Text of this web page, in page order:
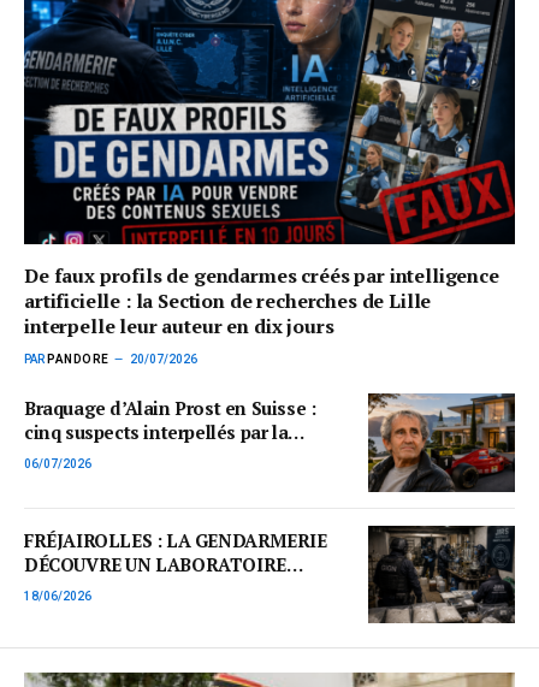
De faux profils de gendarmes créés par intelligence
artificielle : la Section de recherches de Lille
interpelle leur auteur en dix jours
PAR PANDORE 20/07/2026
Braquage d’Alain Prost en Suisse :
cinq suspects interpellés par la
Section de recherches de Versailles
06/07/2026
FRÉJAIROLLES : LA GENDARMERIE
DÉCOUVRE UN LABORATOIRE
CLANDESTIN DE
18/06/2026